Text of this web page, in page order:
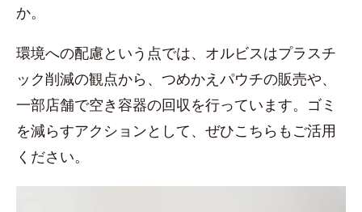
か。
環境への配慮という点では、オルビスはプラスチ
ック削減の観点から、つめかえパウチの販売や、
一部店舗で空き容器の回収を行っています。ゴミ
を減らすアクションとして、ぜひこちらもご活用
ください。